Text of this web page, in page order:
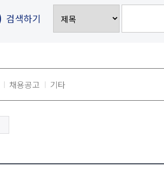
검색하기
채용공고 기타